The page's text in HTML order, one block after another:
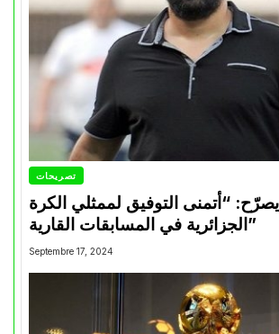
تصريحات
“أتمنى التوفيق لممثلي الكرة
الجزائرية في المسابقات القارية”
Septembre 17, 2024